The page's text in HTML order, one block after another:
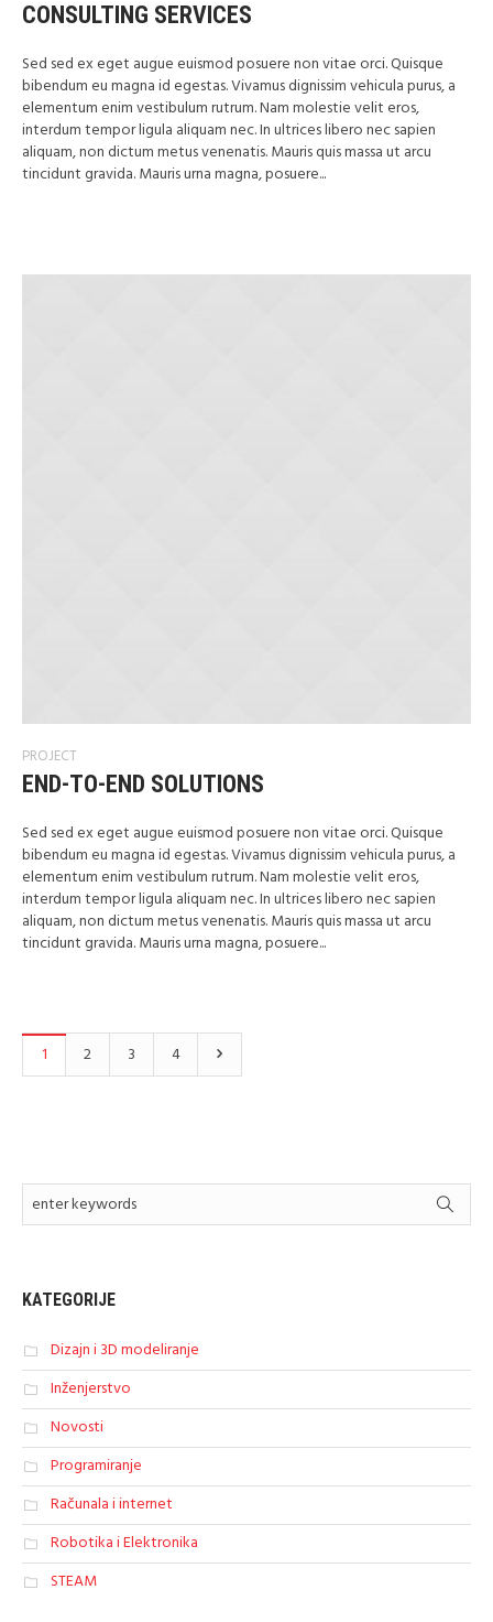
CONSULTING SERVICES
Sed sed ex eget augue euismod posuere non vitae orci. Quisque
bibendum eu magna id egestas. Vivamus dignissim vehicula purus, a
elementum enim vestibulum rutrum. Nam molestie velit eros,
interdum tempor ligula aliquam nec. In ultrices libero nec sapien
aliquam, non dictum metus venenatis. Mauris quis massa ut arcu
tincidunt gravida. Mauris urna magna, posuere...
PROJECT
END-TO-END SOLUTIONS
Sed sed ex eget augue euismod posuere non vitae orci. Quisque
bibendum eu magna id egestas. Vivamus dignissim vehicula purus, a
elementum enim vestibulum rutrum. Nam molestie velit eros,
interdum tempor ligula aliquam nec. In ultrices libero nec sapien
aliquam, non dictum metus venenatis. Mauris quis massa ut arcu
tincidunt gravida. Mauris urna magna, posuere...
1 2 3 4
KATEGORIJE
Dizajn i 3D modeliranje
Inženjerstvo
Novosti
Programiranje
Računala i internet
Robotika i Elektronika
STEAM